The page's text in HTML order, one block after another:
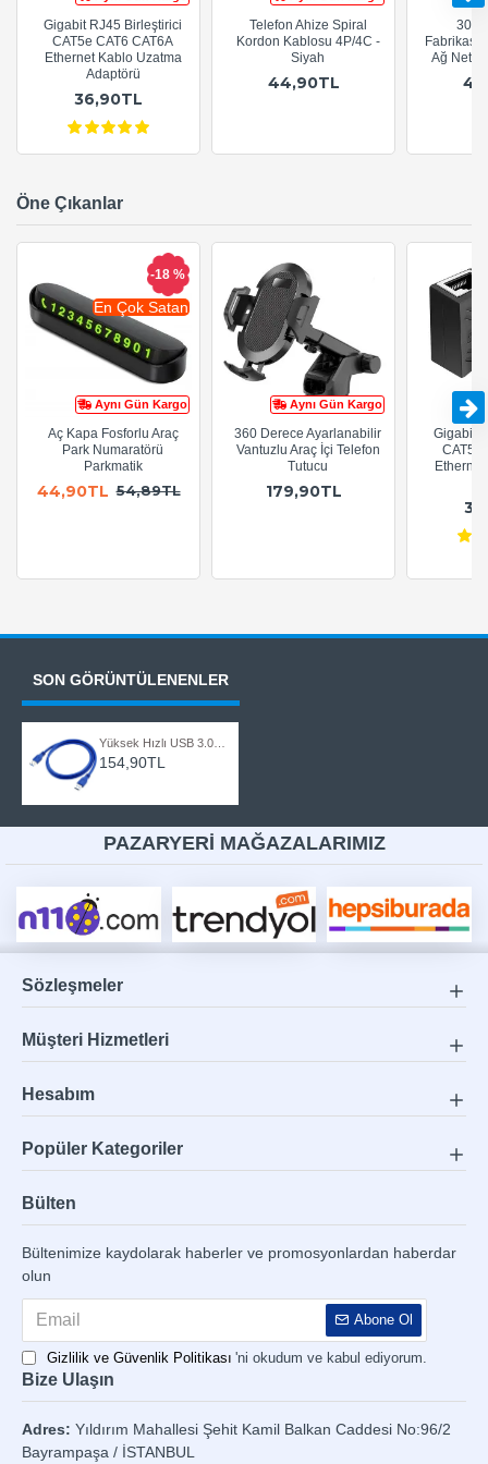
Gigabit RJ45 Birleştirici
CAT5e CAT6 CAT6A
Ethernet Kablo Uzatma
Adaptörü
36,90TL
Telefon Ahize Spiral
Kordon Kablosu 4P/4C -
Siyah
44,90TL
Ağ
Öne Çıkanlar
Aynı Gün Kargo
En Çok Satan
-18 %
Aç Kapa Fosforlu Araç
Park Numaratörü
Parkmatik
44,90TL 54,89TL
Aynı Gün Kargo
360 Derece Ayarlanabilir
Vantuzlu Araç İçi Telefon
Tutucu
179,90TL
Gigabit
CAT5e
SON GÖRÜNTÜLENENLER
Yüksek Hızlı USB 3.0 Erkek-Erkek Data Kablosu - 1 Metre
154,90TL
PAZARYERİ MAĞAZALARIMIZ
Sözleşmeler
Müşteri Hizmetleri
Hesabım
Popüler Kategoriler
Bülten
Bültenimize kaydolarak haberler ve promosyonlardan haberdar
olun
Abone Ol
Gizlilik ve Güvenlik Politikası 'ni okudum ve kabul ediyorum.
Bize Ulaşın
Adres: Yıldırım Mahallesi Şehit Kamil Balkan Caddesi No:96/2
Bayrampaşa / İSTANBUL